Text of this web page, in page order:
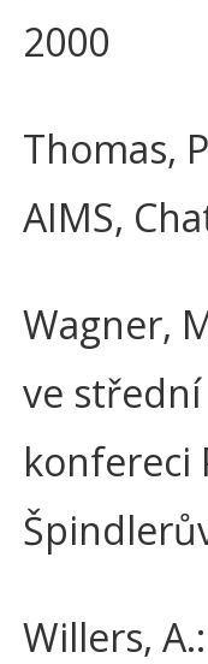
2000
Thomas,
AIMS,
Wagner,
ve
konfereci
Willers,